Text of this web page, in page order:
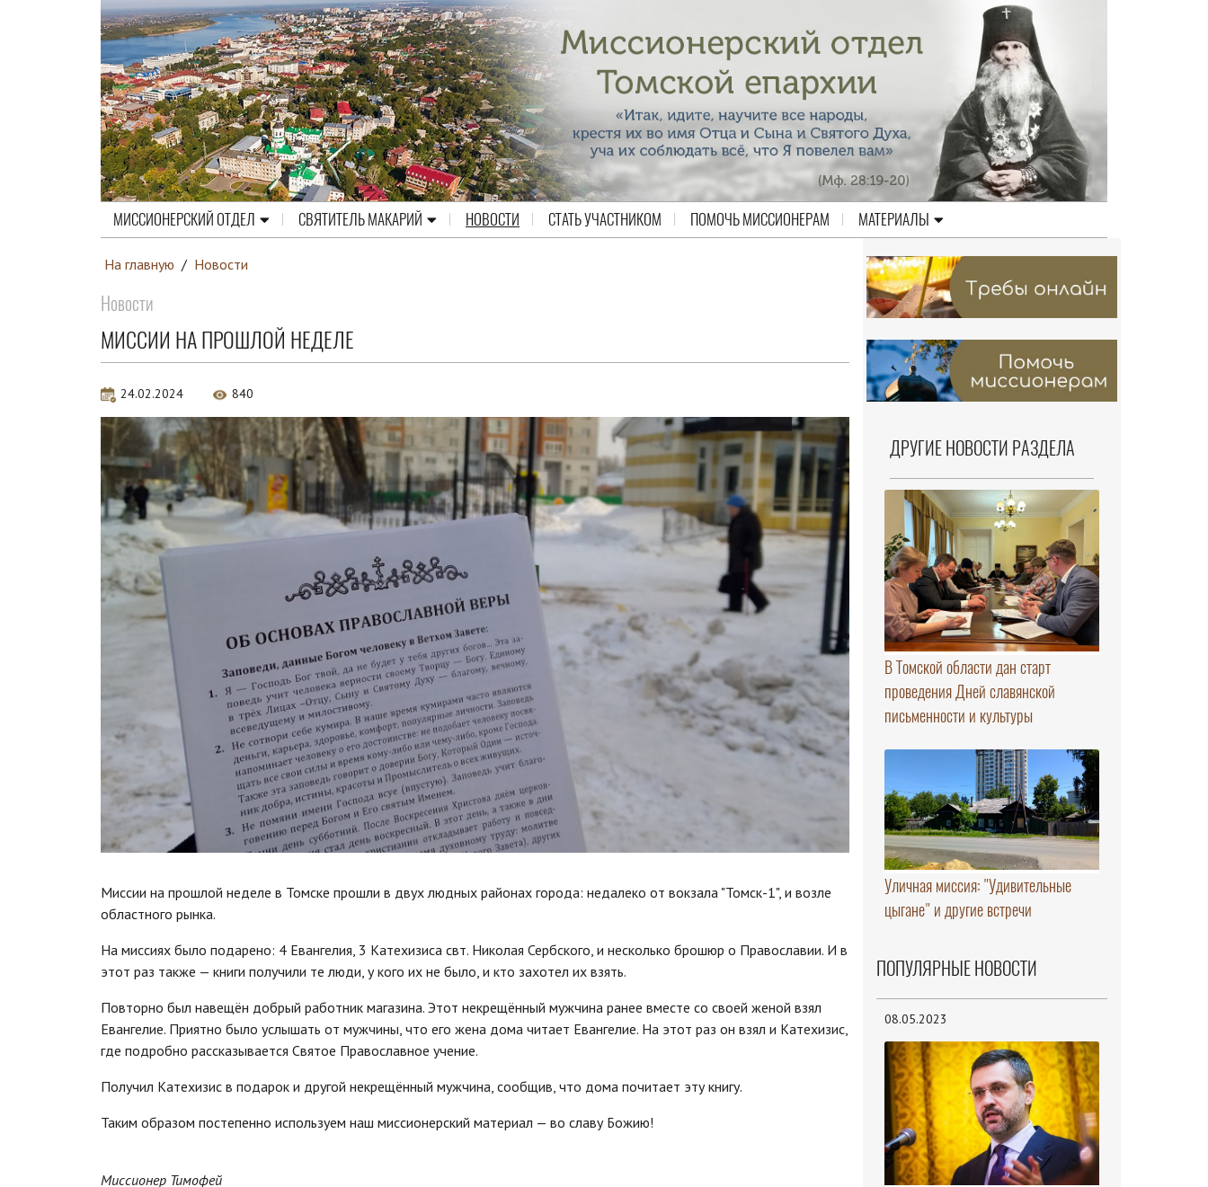
МИССИОНЕРСКИЙ ОТДЕЛ СВЯТИТЕЛЬ МАКАРИЙ НОВОСТИ СТАТЬ УЧАСТНИКОМ ПОМОЧЬ МИССИОНЕРАМ МАТЕРИАЛЫ
На главную / Новости
Новости
МИССИИ НА ПРОШЛОЙ НЕДЕЛЕ
24.02.2024 840
Миссии на прошлой неделе в Томске прошли в двух людных районах города: недалеко от вокзала "Томск-1", и возле
областного рынка.
На миссиях было подарено: 4 Евангелия, 3 Катехизиса свт. Николая Сербского, и несколько брошюр о Православии. И в
этот раз также — книги получили те люди, у кого их не было, и кто захотел их взять.
Повторно был навещён добрый работник магазина. Этот некрещённый мужчина ранее вместе со своей женой взял
Евангелие. Приятно было услышать от мужчины, что его жена дома читает Евангелие. На этот раз он взял и Катехизис,
где подробно рассказывается Святое Православное учение.
Получил Катехизис в подарок и другой некрещённый мужчина, сообщив, что дома почитает эту книгу.
Таким образом постепенно используем наш миссионерский материал — во славу Божию!
Миссионер Тимофей
ДРУГИЕ НОВОСТИ РАЗДЕЛА
В Томской области дан старт
проведения Дней славянской
письменности и культуры
Уличная миссия: "Удивительные
цыгане" и другие встречи
ПОПУЛЯРНЫЕ НОВОСТИ
08.05.2023